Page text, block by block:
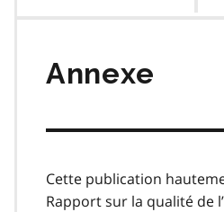
Annexe
Cette publication
Rapport sur la qualité de